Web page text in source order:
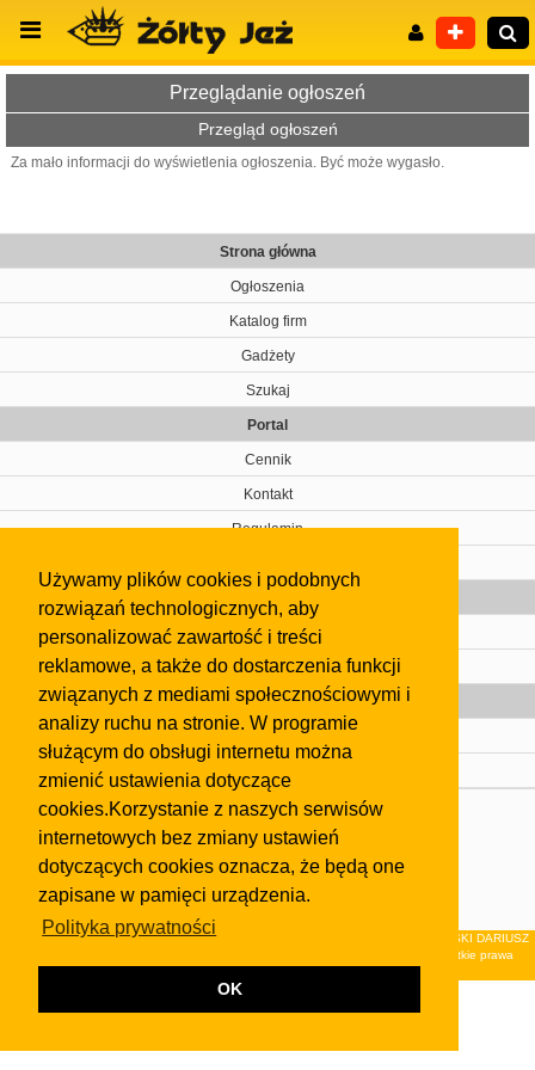
Używamy plików cookies i podobnych
rozwiązań technologicznych, aby
personalizować zawartość i treści
reklamowe, a także do dostarczenia funkcji
związanych z mediami społecznościowymi i
analizy ruchu na stronie. W programie
służącym do obsługi internetu można
zmienić ustawienia dotyczące
cookies.Korzystanie z naszych serwisów
internetowych bez zmiany ustawień
dotyczących cookies oznacza, że będą one
zapisane w pamięci urządzenia.
Polityka prywatności
OK
Przeglądanie ogłoszeń
Przegląd ogłoszeń
Za mało informacji do wyświetlenia ogłoszenia. Być może wygasło.
Strona główna
Ogłoszenia
Katalog firm
Gadżety
Szukaj
Portal
Cennik
Kontakt
Regulamin
Gazeta
Olkusz
Kontakt
Strefa dla biznesu
Biura nieruchomości
Dealerzy i autokomisy
Skontaktuj się z nami
regulaminuiPolityki Prywatności.
Klauzula FB
© 2026Wydawnictwo NEON sp. z o.o. (dawniej: FIRMA NEON MAREK KLUCZEWSKI DARIUSZ
KRAWCZYK s.c.) z siedzibą w Olkuszu, ul.Żuradzka 15, 32-300 Olkusz . Wszystkie prawa